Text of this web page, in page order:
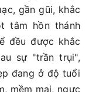
gần gũi, khắc
tâm hồn thánh
đều được khắc
sự "trần trụi",
đang ở độ tuổi
mềm mại, ngực